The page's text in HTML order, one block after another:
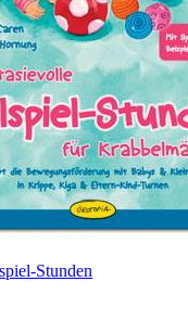
Stunden